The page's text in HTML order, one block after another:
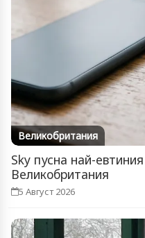
Великобритания
Sky пусна най-
Великобритания
5 Август 2026